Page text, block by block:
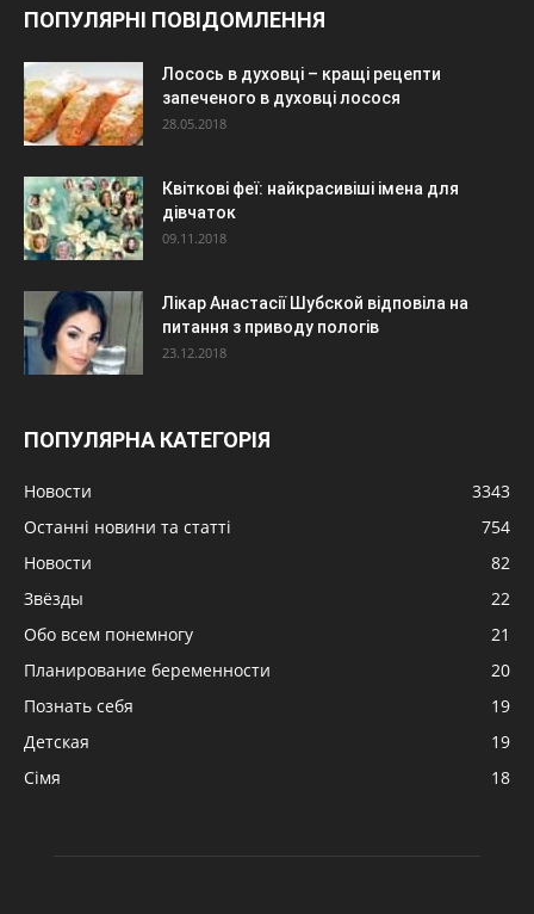
ПОПУЛЯРНІ ПОВІДОМЛЕННЯ
Лосось в духовці – кращі рецепти
запеченого в духовці лосося
28.05.2018
Квіткові феї: найкрасивіші імена для
дівчаток
09.11.2018
Лікар Анастасії Шубской відповіла на
питання з приводу пологів
23.12.2018
ПОПУЛЯРНА КАТЕГОРІЯ
Новости
3343
Останні новини та статті
754
Новости
82
Звёзды
22
Обо всем понемногу
21
Планирование беременности
20
Познать себя
19
Детская
19
Сімя
18